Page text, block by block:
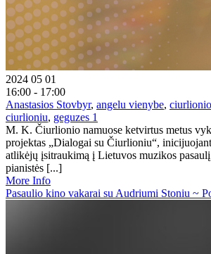
2024 05 01
16:00 - 17:00
Anastasios Stovbyr, angelu vienybe,
ciurlioniu, geguzes 1
M. K. Čiurlionio namuose ketvirtus metus
projektas „Dialogai su Čiurlioniu“,
atlikėjų įsitraukimą į Lietuvos muzikos
pianistės [...]
More Info
Pasaulio kino vakarai su Audriumi Stoniu ~